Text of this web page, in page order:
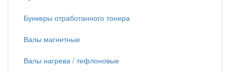
Бункеры отработанного тонера
Валы магнитные
Валы нагрева / тефлоновые